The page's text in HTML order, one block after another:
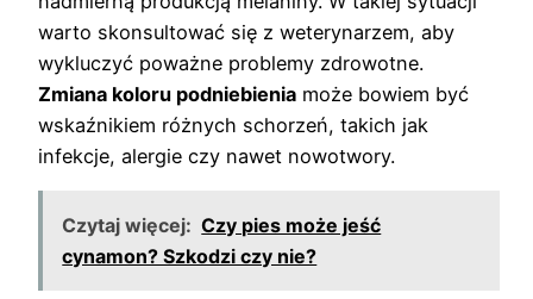
warto skonsultować się z weterynarzem, aby
wykluczyć poważne problemy zdrowotne.
Zmiana koloru podniebienia może bowiem być
wskaźnikiem różnych schorzeń, takich jak
infekcje, alergie czy nawet nowotwory.
Czytaj więcej: Czy pies może jeść
cynamon? Szkodzi czy nie?